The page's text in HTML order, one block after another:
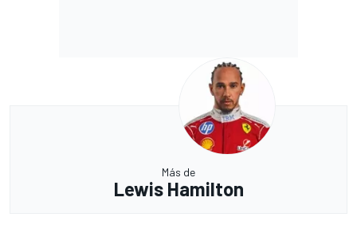
Más de
Lewis Hamilton